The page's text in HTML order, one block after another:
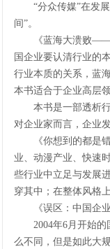
“分众传媒”在发展
间”。
《蓝海大溃败——本
国企业要认清行业的
行业本质的关系，蓝
本书适合于企业高层
本书是一部透析行
对企业家而言，企业
《你想到的都是错
业、动漫产业、快速
些行业中立足与发展
穿其中；在整体风格
《误区：中国企业
2004年6月开始的
么不同，但是如此大